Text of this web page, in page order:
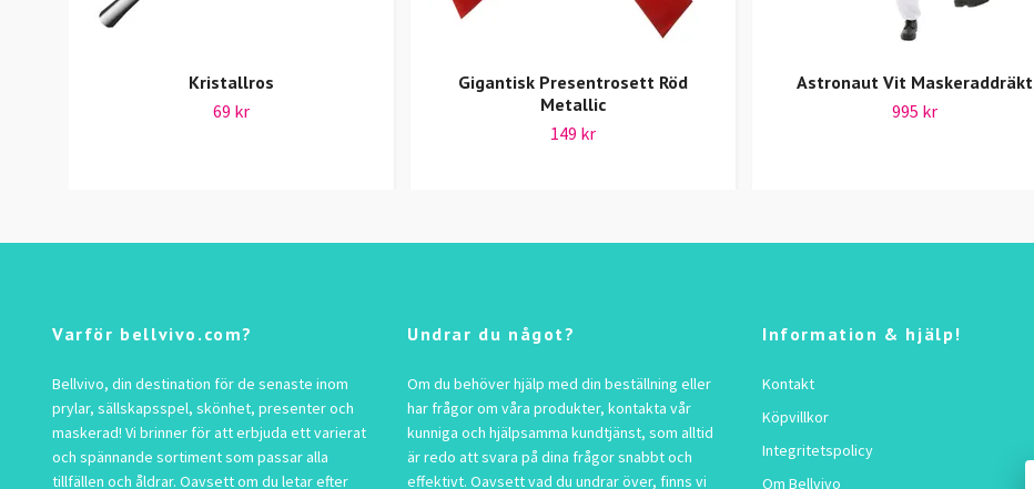
Kristallros
69 kr
Gigantisk Presentrosett Röd
Metallic
149 kr
Astronaut Vit Maskeraddräkt
995 kr
Varför bellvivo.com?
Bellvivo, din destination för de senaste inom
prylar, sällskapsspel, skönhet, presenter och
maskerad! Vi brinner för att erbjuda ett varierat
och spännande sortiment som passar alla
tillfällen och åldrar. Oavsett om du letar efter
Undrar du något?
Om du behöver hjälp med din beställning eller
har frågor om våra produkter, kontakta vår
kunniga och hjälpsamma kundtjänst, som alltid
är redo att svara på dina frågor snabbt och
effektivt. Oavsett vad du undrar över, finns vi
Information & hjälp!
Kontakt
Köpvillkor
Integritetspolicy
Om Bellvivo